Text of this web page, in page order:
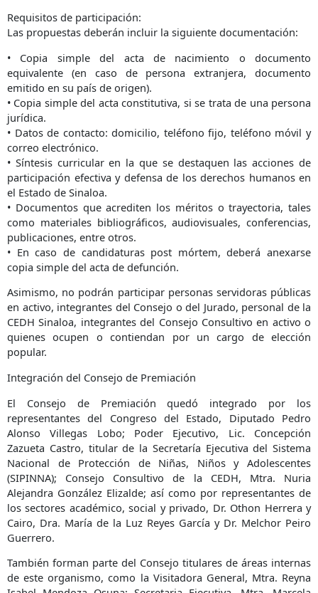
Requisitos de participación:
Las propuestas deberán incluir la siguiente documentación:
• Copia simple del acta de nacimiento o documento
equivalente (en caso de persona extranjera, documento
emitido en su país de origen).
• Copia simple del acta constitutiva, si se trata de una persona
jurídica.
• Datos de contacto: domicilio, teléfono fijo, teléfono móvil y
correo electrónico.
• Síntesis curricular en la que se destaquen las acciones de
participación efectiva y defensa de los derechos humanos en
el Estado de Sinaloa.
• Documentos que acrediten los méritos o trayectoria, tales
como materiales bibliográficos, audiovisuales, conferencias,
publicaciones, entre otros.
• En caso de candidaturas post mórtem, deberá anexarse
copia simple del acta de defunción.
Asimismo, no podrán participar personas servidoras públicas
en activo, integrantes del Consejo o del Jurado, personal de la
CEDH Sinaloa, integrantes del Consejo Consultivo en activo o
quienes ocupen o contiendan por un cargo de elección
popular.
Integración del Consejo de Premiación
El Consejo de Premiación quedó integrado por los
representantes del Congreso del Estado, Diputado Pedro
Alonso Villegas Lobo; Poder Ejecutivo, Lic. Concepción
Zazueta Castro, titular de la Secretaría Ejecutiva del Sistema
Nacional de Protección de Niñas, Niños y Adolescentes
(SIPINNA); Consejo Consultivo de la CEDH, Mtra. Nuria
Alejandra González Elizalde; así como por representantes de
los sectores académico, social y privado, Dr. Othon Herrera y
Cairo, Dra. María de la Luz Reyes García y Dr. Melchor Peiro
Guerrero.
También forman parte del Consejo titulares de áreas internas
de este organismo, como la Visitadora General, Mtra. Reyna